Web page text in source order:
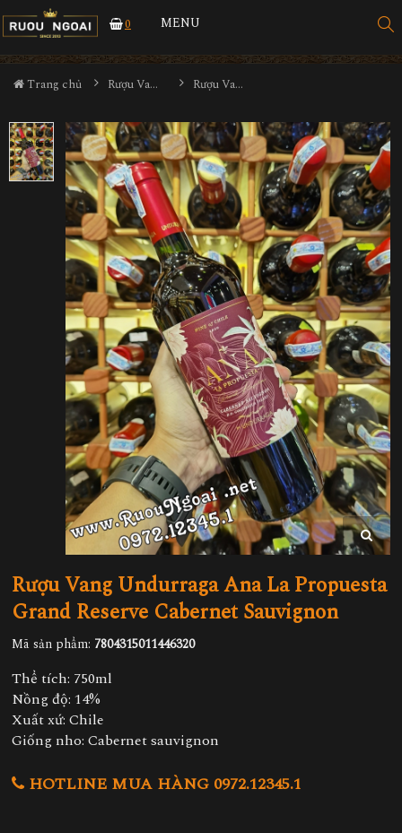
0 MENU
Trang chủ Rượu Vang Rượu Vang Undurraga Ana La Propuesta Grand Reserve Cabernet Sauvignon
Rượu Vang Undurraga Ana La Propuesta
Grand Reserve Cabernet Sauvignon
Mã sản phẩm: 7804315011446320
Thể tích: 750ml
Nồng độ: 14%
Xuất xứ: Chile
Giống nho: Cabernet sauvignon
HOTLINE MUA HÀNG 0972.12345.1